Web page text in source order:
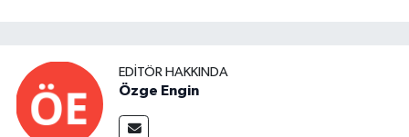
EDITÖR HAKKINDA
Özge Engin